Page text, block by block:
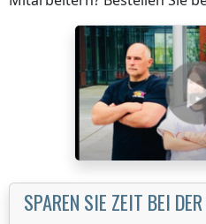
SPAREN SIE ZEIT BEI